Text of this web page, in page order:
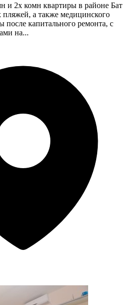
и 2х комн квартиры в районе Бат
пляжей, а также медицинского
после капитального ремонта, с
на...